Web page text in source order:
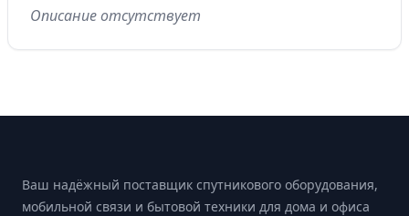
Описание отсутствует
Ваш надёжный поставщик спутникового оборудования,
мобильной связи и бытовой техники для дома и офиса